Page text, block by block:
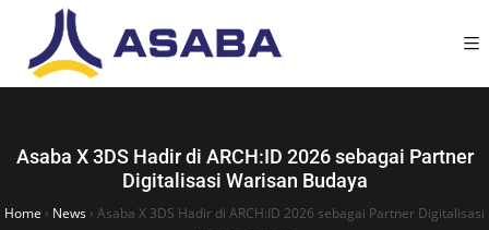
Asaba X 3DS Hadir di ARCH:ID 2026 sebagai Partner
Digitalisasi Warisan Budaya
Home › News › Asaba X 3DS Hadir di ARCH:ID 2026 sebagai Partner Digitalisasi